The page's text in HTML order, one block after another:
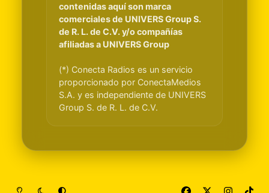
contenidas aquí son marca
comerciales de UNIVERS Group S.
de R. L. de C.V. y/o compañías
afiliadas a UNIVERS Group
(*) Conecta Radios es un servicio
proporcionado por ConectaMedios
S.A. y es independiente de UNIVERS
Group S. de R. L. de C.V.
Light ModeDark ModeSystem Preference